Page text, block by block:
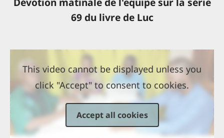
69 du livre de Luc
This video cannot be displayed unless you
click "Accept" to consent to cookies.
Accept all cookies